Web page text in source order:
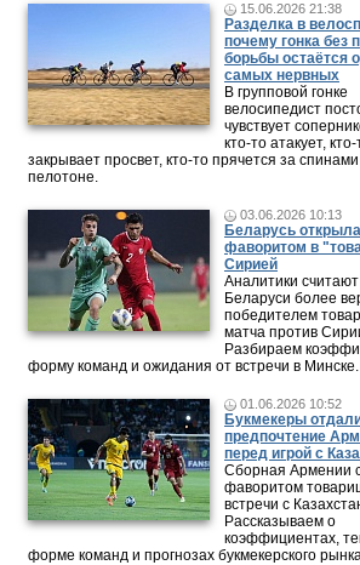
15.06.2026 21:38
Разделка в
почему гонка без
борьбы остаётся
самых нервных
В групповой гонке
велосипедист
чувствует
кто-то атакует, кто-
закрывает просвет, кто-то прячется за
пелотоне.
03.06.2026 10:13
Беларусь
фаворитом в
Сирией
Аналитики
Беларуси более
победителем
матча против
Разбираем
форму команд и ожидания от встречи в Минске.
01.06.2026 10:52
Букмекеры
предпочтение
перед игрой с
Сборная Армении
фаворитом
встречи с
Рассказываем о
коэффициентах,
форме команд и прогнозах букмекерского